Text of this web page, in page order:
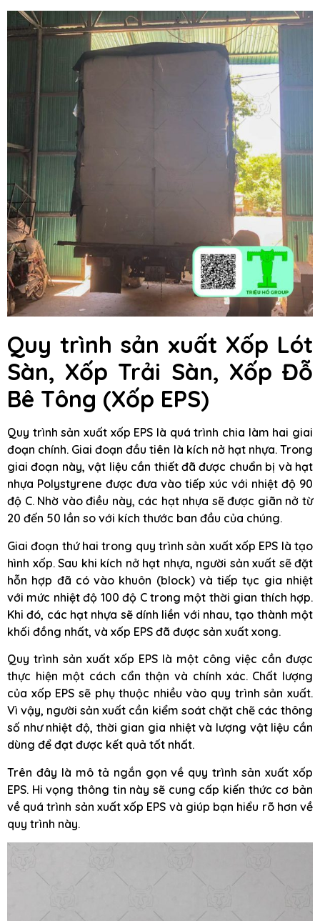
Quy trình sản xuất Xốp Lót
Sàn, Xốp Trải Sàn, Xốp Đỗ
Bê Tông (Xốp EPS)
Quy trình sản xuất xốp EPS là quá trình chia làm hai giai
đoạn chính. Giai đoạn đầu tiên là kích nở hạt nhựa. Trong
giai đoạn này, vật liệu cần thiết đã được chuẩn bị và hạt
nhựa Polystyrene được đưa vào tiếp xúc với nhiệt độ 90
độ C. Nhờ vào điều này, các hạt nhựa sẽ được giãn nở từ
20 đến 50 lần so với kích thước ban đầu của chúng.
Giai đoạn thứ hai trong quy trình sản xuất xốp EPS là tạo
hình xốp. Sau khi kích nở hạt nhựa, người sản xuất sẽ đặt
hỗn hợp đã có vào khuôn (block) và tiếp tục gia nhiệt
với mức nhiệt độ 100 độ C trong một thời gian thích hợp.
Khi đó, các hạt nhựa sẽ dính liền với nhau, tạo thành một
khối đồng nhất, và xốp EPS đã được sản xuất xong.
Quy trình sản xuất xốp EPS là một công việc cần được
thực hiện một cách cẩn thận và chính xác. Chất lượng
của xốp EPS sẽ phụ thuộc nhiều vào quy trình sản xuất.
Vì vậy, người sản xuất cần kiểm soát chặt chẽ các thông
số như nhiệt độ, thời gian gia nhiệt và lượng vật liệu cần
dùng để đạt được kết quả tốt nhất.
Trên đây là mô tả ngắn gọn về quy trình sản xuất xốp
EPS. Hi vọng thông tin này sẽ cung cấp kiến thức cơ bản
về quá trình sản xuất xốp EPS và giúp bạn hiểu rõ hơn về
quy trình này.